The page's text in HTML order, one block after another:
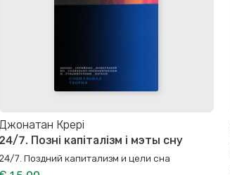
Крері
24/7. Позні капіталізм і мэты сну
24/7. Поздний капитализм и цели сна